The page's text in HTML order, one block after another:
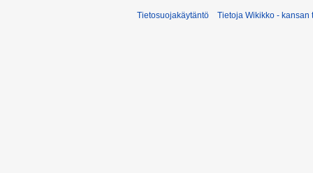
Tietosuojakäytäntö Tietoja Wikikko - kansan